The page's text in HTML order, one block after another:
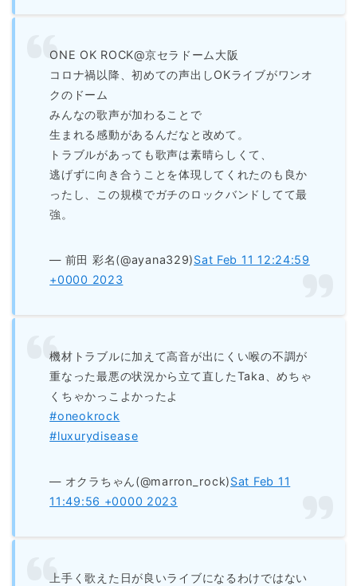
ONE OK ROCK@京セラドーム大阪
コロナ禍以降、初めての声出しOKライブがワンオ
クのドーム
みんなの歌声が加わることで
生まれる感動があるんだなと改めて。
トラブルがあっても歌声は素晴らしくて、
逃げずに向き合うことを体現してくれたのも良か
ったし、この規模でガチのロックバンドしてて最
強。
— 前田 彩名(@ayana329)Sat Feb 11 12:24:59
+0000 2023
機材トラブルに加えて高音が出にくい喉の不調が
重なった最悪の状況から立て直したTaka、めちゃ
くちゃかっこよかったよ
#oneokrock
#luxurydisease
— オクラちゃん(@marron_rock)Sat Feb 11
11:49:56 +0000 2023
上手く歌えた日が良いライブになるわけではない